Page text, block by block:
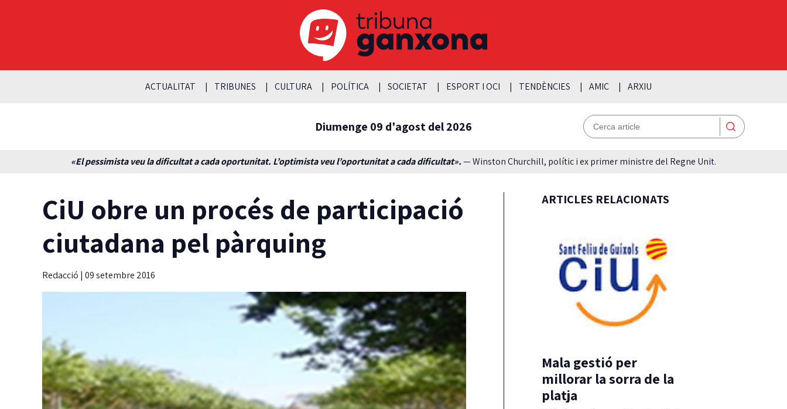
ACTUALITAT TRIBUNES CULTURA POLÍTICA SOCIETAT ESPORT I OCI TENDÈNCIES AMIC ARXIU
Diumenge 09 d'agost del 2026
«El pessimista veu la dificultat a cada oportunitat. L’optimista veu l’oportunitat a cada dificultat».— Winston Churchill, polític i ex primer ministre del Regne Unit.
CiU obre un procés de participació
ciutadana pel pàrquing
Redacció | 09 setembre 2016
ARTICLES RELACIONATS
Mala gestió per
millorar la sorra de la
platja